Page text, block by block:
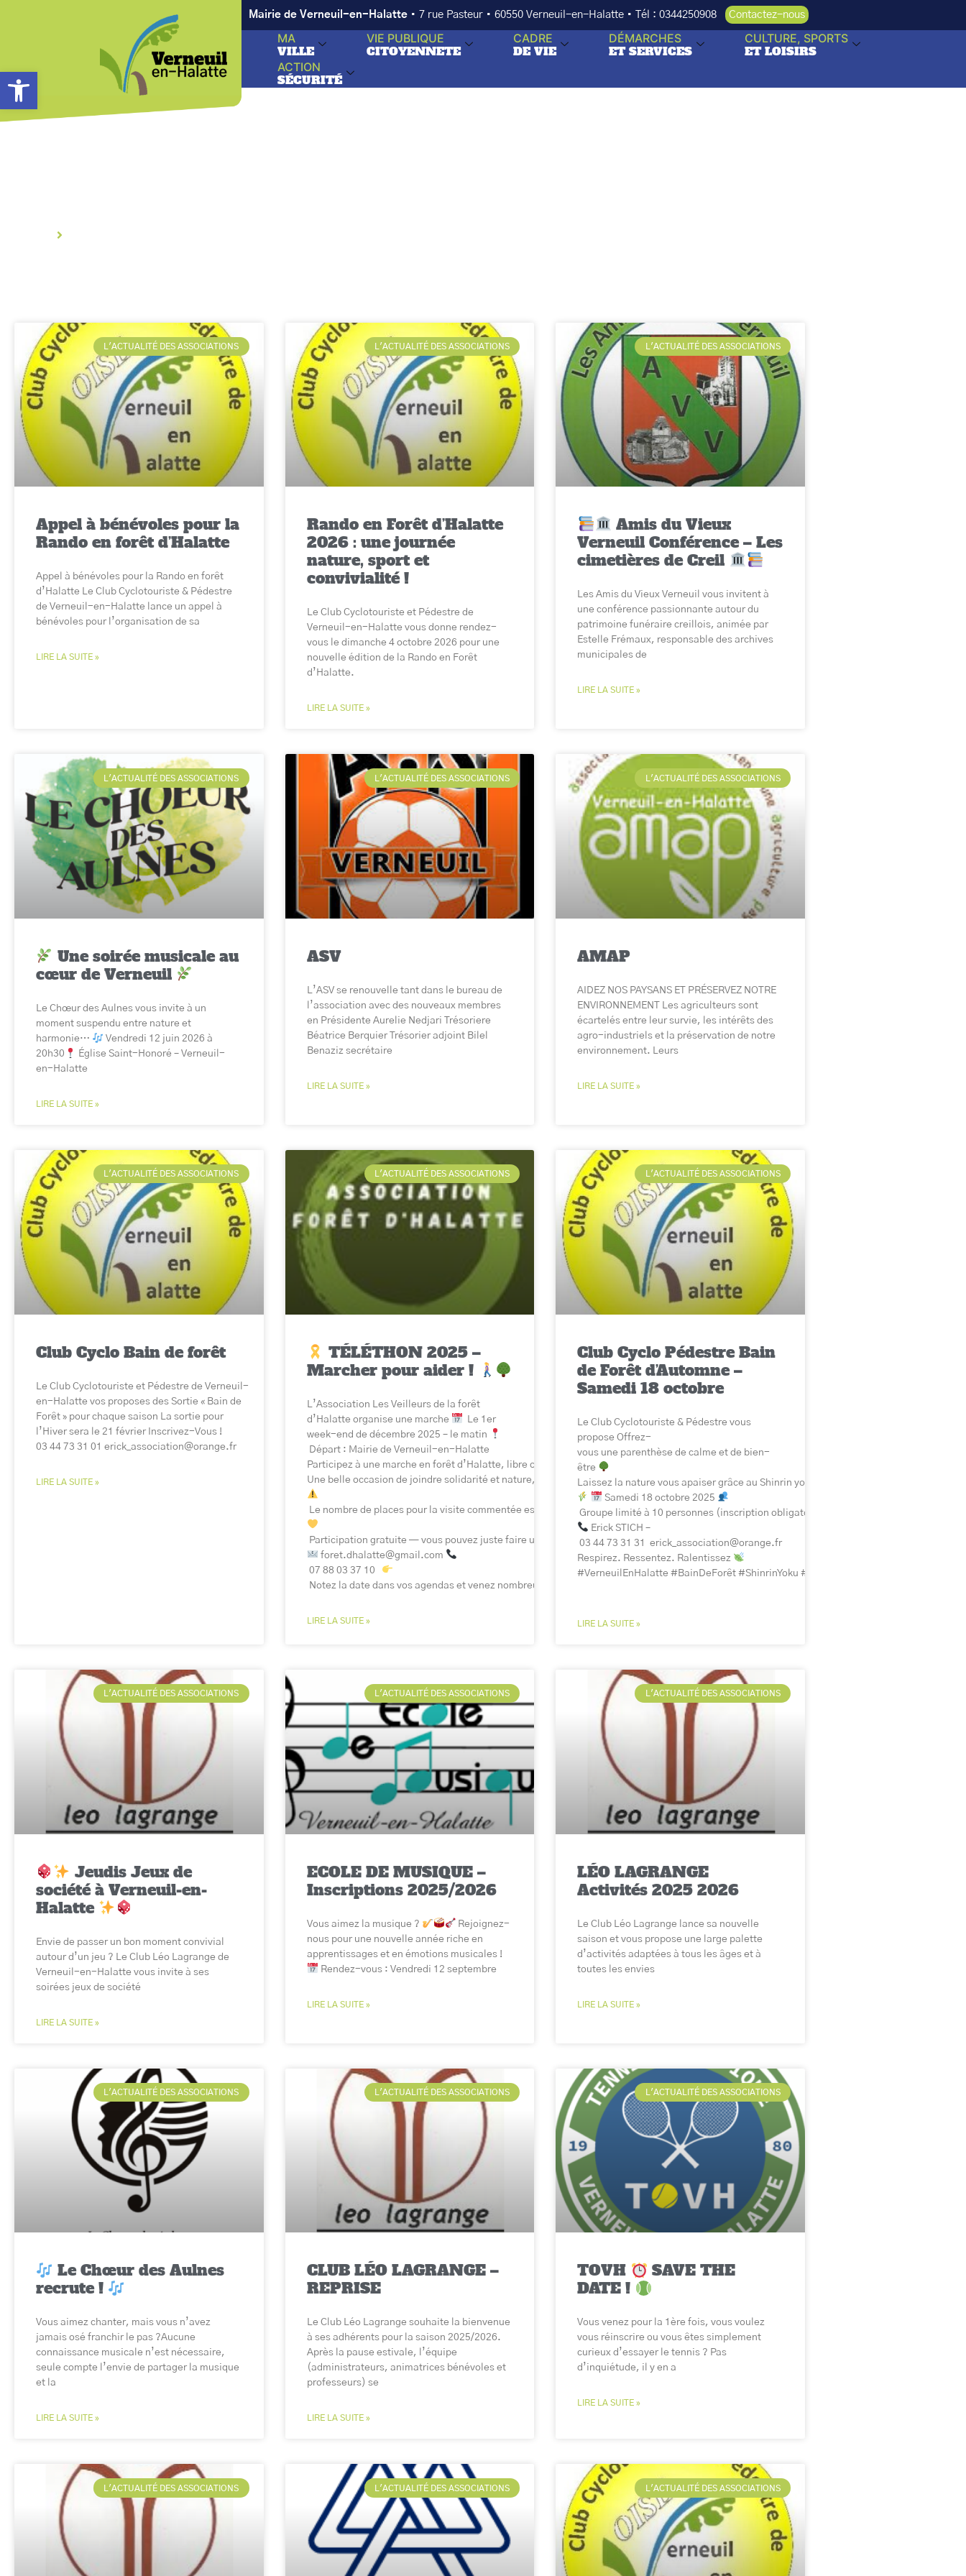
Ouvrir la barre d’outils
Mairie de Verneuil-en-Halatte • 7 rue Pasteur • 60550 Verneuil-en-Halatte • Tél : 0344250908 Contactez-nous
MA
VILLE
VIE PUBLIQUE
CITOYENNETE
CADRE
DE VIE
DÉMARCHES
ET SERVICES
CULTURE, SPORTS
ET LOISIRS
ACTION
SÉCURITÉ
L'ACTUALITÉ DES ASSOCIATIONS
Appel à bénévoles pour la
Rando en forêt d’Halatte
Appel à bénévoles pour la Rando en forêt
d’Halatte Le Club Cyclotouriste & Pédestre
de Verneuil-en-Halatte lance un appel à
bénévoles pour l’organisation de sa
LIRE LA SUITE »
L'ACTUALITÉ DES ASSOCIATIONS
Rando en Forêt d’Halatte
2026 : une journée
nature, sport et
convivialité !
Le Club Cyclotouriste et Pédestre de
Verneuil-en-Halatte vous donne rendez-
vous le dimanche 4 octobre 2026 pour une
nouvelle édition de la Rando en Forêt
d’Halatte.
LIRE LA SUITE »
L'ACTUALITÉ DES ASSOCIATIONS
Amis du Vieux
Verneuil Conférence – Les
cimetières de Creil
Les Amis du Vieux Verneuil vous invitent à
une conférence passionnante autour du
patrimoine funéraire creillois, animée par
Estelle Frémaux, responsable des archives
municipales de
LIRE LA SUITE »
L'ACTUALITÉ DES ASSOCIATIONS
Une soirée musicale au
cœur de Verneuil
Le Chœur des Aulnes vous invite à un
moment suspendu entre nature et
harmonie…
Vendredi 12 juin 2026 à
20h30
Église Saint-Honoré – Verneuil-
en-Halatte
LIRE LA SUITE »
L'ACTUALITÉ DES ASSOCIATIONS
ASV
L’ASV se renouvelle tant dans le bureau de
l’association avec des nouveaux membres
en Présidente Aurelie Nedjari Trésoriere
Béatrice Berquier Trésorier adjoint Bilel
Benaziz secrétaire
LIRE LA SUITE »
L'ACTUALITÉ DES ASSOCIATIONS
AMAP
AIDEZ NOS PAYSANS ET PRÉSERVEZ NOTRE
ENVIRONNEMENT Les agriculteurs sont
écartelés entre leur survie, les intérêts des
agro-industriels et la préservation de notre
environnement. Leurs
LIRE LA SUITE »
L'ACTUALITÉ DES ASSOCIATIONS
Club Cyclo Bain de forêt
Le Club Cyclotouriste et Pédestre de Verneuil-
en-Halatte vos proposes des Sortie « Bain de
Forêt » pour chaque saison La sortie pour
l’Hiver sera le 21 février Inscrivez-Vous !
03 44 73 31 01 erick_association@orange.fr
LIRE LA SUITE »
L'ACTUALITÉ DES ASSOCIATIONS
TÉLÉTHON 2025 –
Marcher pour aider !
L’Association Les Veilleurs de la forêt
d’Halatte organise une marche
Le 1er
week-end de décembre 2025 – le matin
Départ : Mairie de Verneuil-en-Halatte
Participez à une marche en forêt d’Halatte, libre ou commentée, organisée au profit du Téléthon 2025.
Une belle occasion de joindre solidarité et nature, tout en soutenant la recherche et les familles concernées.
Le nombre de places pour la visite commentée est limité.
Participation gratuite — vous pouvez juste faire un don libre si vous le souhaitez.
foret.dhalatte@gmail.com
07 88 03 37 10
Notez la date dans vos agendas et venez nombreux marcher pour la bonne cause !
LIRE LA SUITE »
L'ACTUALITÉ DES ASSOCIATIONS
Club Cyclo Pédestre Bain
de Forêt d’Automne –
Samedi 18 octobre
Le Club Cyclotouriste & Pédestre vous
propose Offrez-
vous une parenthèse de calme et de bien-
être
Laissez la nature vous apaiser grâce au Shinrin yoku, le bain de forêt japonais
Samedi 18 octobre 2025
Groupe limité à 10 personnes (inscription obligatoire)
Erick STICH –
03 44 73 31 31 erick_association@orange.fr
Respirez. Ressentez. Ralentissez
#VerneuilEnHalatte #BainDeForêt #ShinrinYoku #BienÊtre #Nature #Automne2025
LIRE LA SUITE »
L'ACTUALITÉ DES ASSOCIATIONS
Jeudis Jeux de
société à Verneuil-en-
Halatte
Envie de passer un bon moment convivial
autour d’un jeu ? Le Club Léo Lagrange de
Verneuil-en-Halatte vous invite à ses
soirées jeux de société
LIRE LA SUITE »
L'ACTUALITÉ DES ASSOCIATIONS
ECOLE DE MUSIQUE –
Inscriptions 2025/2026
Vous aimez la musique ?
Rejoignez-
nous pour une nouvelle année riche en
apprentissages et en émotions musicales !
Rendez-vous : Vendredi 12 septembre
LIRE LA SUITE »
L'ACTUALITÉ DES ASSOCIATIONS
LÉO LAGRANGE
Activités 2025 2026
Le Club Léo Lagrange lance sa nouvelle
saison et vous propose une large palette
d’activités adaptées à tous les âges et à
toutes les envies
LIRE LA SUITE »
L'ACTUALITÉ DES ASSOCIATIONS
Le Chœur des Aulnes
recrute !
Vous aimez chanter, mais vous n’avez
jamais osé franchir le pas ?Aucune
connaissance musicale n’est nécessaire,
seule compte l’envie de partager la musique
et la
LIRE LA SUITE »
L'ACTUALITÉ DES ASSOCIATIONS
CLUB LÉO LAGRANGE –
REPRISE
Le Club Léo Lagrange souhaite la bienvenue
à ses adhérents pour la saison 2025/2026.
Après la pause estivale, l’équipe
(administrateurs, animatrices bénévoles et
professeurs) se
LIRE LA SUITE »
L'ACTUALITÉ DES ASSOCIATIONS
TOVH
SAVE THE
DATE !
Vous venez pour la 1ère fois, vous voulez
vous réinscrire ou vous êtes simplement
curieux d’essayer le tennis ? Pas
d’inquiétude, il y en a
LIRE LA SUITE »
L'ACTUALITÉ DES ASSOCIATIONS L'ACTUALITÉ DES ASSOCIATIONS L'ACTUALITÉ DES ASSOCIATIONS